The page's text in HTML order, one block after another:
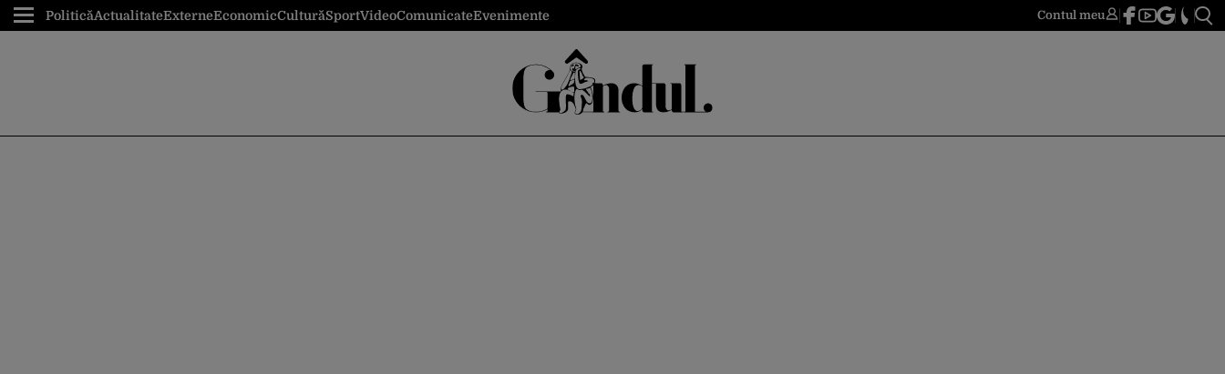
PoliticăActualitateExterneEconomicCulturăSportVideoComunicateEvenimente Contul meu